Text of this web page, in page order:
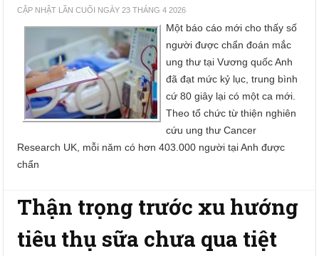
CẬP NHẬT LẦN CUỐI NGÀY 23 THÁNG 4 2026
Một báo cáo mới cho thấy số
người được chẩn đoán mắc
ung thư tại Vương quốc Anh
đã đạt mức kỷ lục, trung bình
cứ 80 giây lại có một ca mới.
Theo tổ chức từ thiện nghiên
cứu ung thư Cancer
Research UK, mỗi năm có hơn 403.000 người tại Anh được
chẩn
Thận trọng trước xu hướng
tiêu thụ sữa chưa qua tiệt